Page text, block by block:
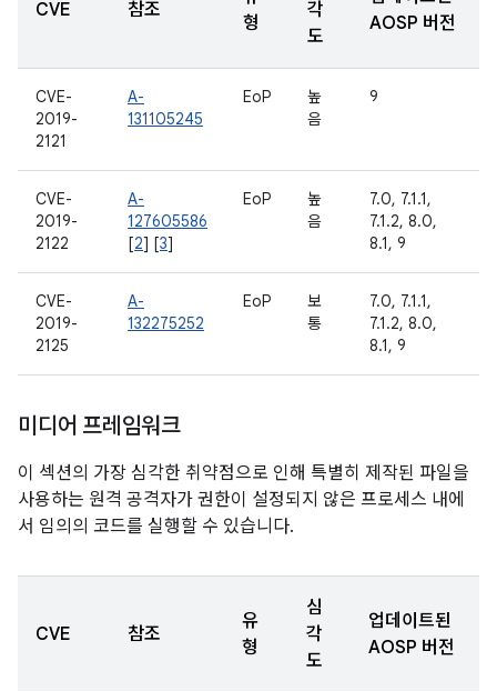
CVE 참조
형
각
도
AOSP 버전
CVE-
2019-
2121
A-
131105245
EoP
높
음
9
CVE-
2019-
2122
A-
127605586
[2] [3]
EoP
높
음
7.0, 7.1.1,
7.1.2, 8.0,
8.1, 9
CVE-
2019-
2125
A-
132275252
EoP
보
통
7.0, 7.1.1,
7.1.2, 8.0,
8.1, 9
미디어 프레임워크
이 섹션의 가장 심각한 취약점으로 인해 특별히 제작된 파일을
사용하는 원격 공격자가 권한이 설정되지 않은 프로세스 내에
서 임의의 코드를 실행할 수 있습니다.
CVE 참조
유
형
심
각
도
업데이트된
AOSP 버전